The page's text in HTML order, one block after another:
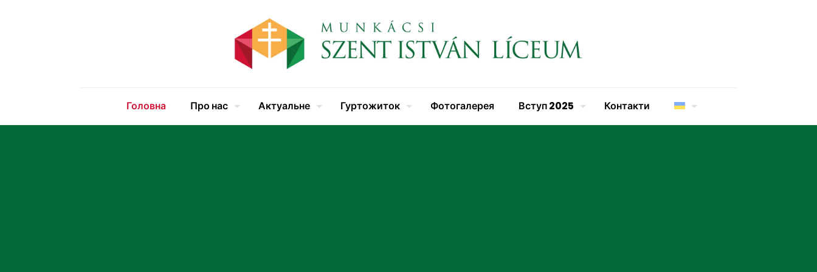
Головна Про нас Актуальне Гуртожиток Фотогалерея Вступ 2025 Контакти